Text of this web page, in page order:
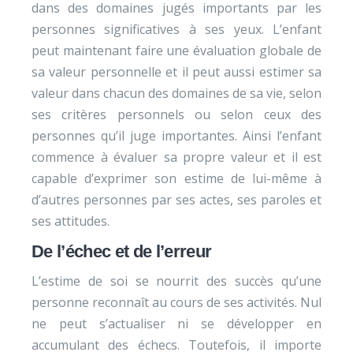
dans des domaines jugés importants par les
personnes significatives à ses yeux. L’enfant
peut maintenant faire une évaluation globale de
sa valeur personnelle et il peut aussi estimer sa
valeur dans chacun des domaines de sa vie, selon
ses critères personnels ou selon ceux des
personnes qu’il juge importantes. Ainsi l’enfant
commence à évaluer sa propre valeur et il est
capable d’exprimer son estime de lui-même à
d’autres personnes par ses actes, ses paroles et
ses attitudes.
De l’échec et de l’erreur
L’estime de soi se nourrit des succès qu’une
personne reconnaît au cours de ses activités. Nul
ne peut s’actualiser ni se développer en
accumulant des échecs. Toutefois, il importe